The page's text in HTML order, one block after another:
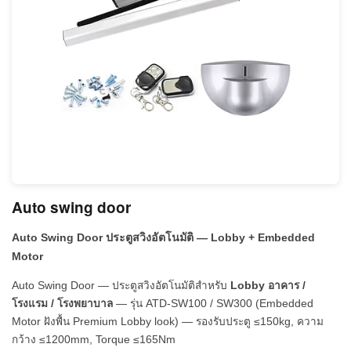
Auto swing door
Auto Swing Door ประตูสวิงอัตโนมัติ — Lobby + Embedded
Motor
Auto Swing Door — ประตูสวิงอัตโนมัติสำหรับ Lobby อาคาร /
โรงแรม / โรงพยาบาล — รุ่น ATD-SW100 / SW300 (Embedded
Motor ฝังพื้น Premium Lobby look) — รองรับประตู ≤150kg, ความ
กว้าง ≤1200mm, Torque ≤165Nm